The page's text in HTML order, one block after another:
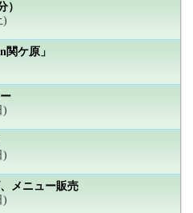
）
)
ケ原」
)
)
メニュー販売
)